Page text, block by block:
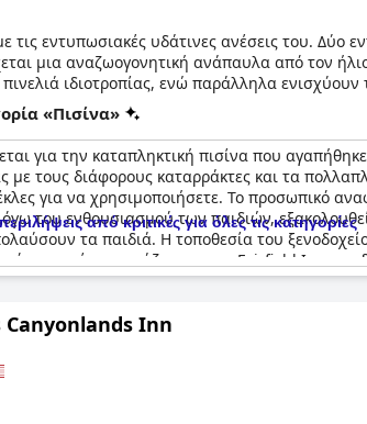
εντυπωσιακές υδάτινες ανέσεις του. Δύο
μια αναζωογονητική ανάπαυλα από τον
ιδιοτροπίας, ενώ παράλληλα
και παρέχονται πετσέτες.
φιλοξενεί επίσης τρία υδρομασάζ, το
Οι νεότεροι επισκέπτες δεν έχουν
μείγμα διασκέδασης και χαλάρωσης
αναψυχής. Είτε πρόκειται για ένα
Suites by Marriott Moab προσφέρει κάτι
«Πισίνα»
για την καταπληκτική πισίνα που
με τους διάφορους καταρράκτες και τα
για να χρησιμοποιήσετε. Το προσωπικό
του ενθουσιασμού των παιδιών,
τα παιδιά. Η τοποθεσία του
ότι η πισίνα μοιράζεται με το Fairfield Inn της
οι εγκαταστάσεις της πισίνας είναι
από κριτικές για όλες τις κατηγορίες
Inn